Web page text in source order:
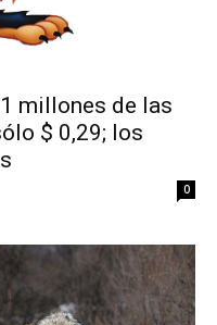
millones de las
$ 0,29; los
0